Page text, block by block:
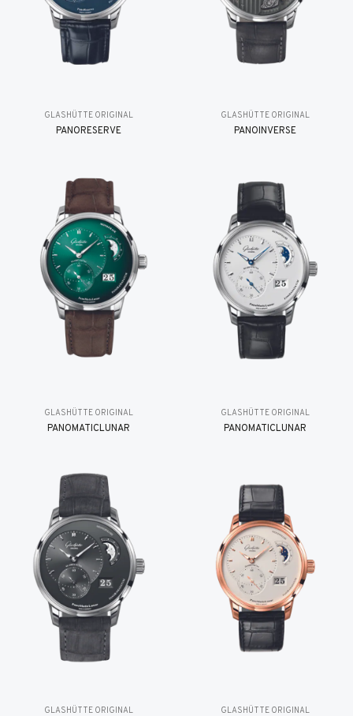
GLASHÜTTE ORIGINAL
PANORESERVE
GLASHÜTTE ORIGINAL
PANOINVERSE
GLASHÜTTE ORIGINAL
PANOMATICLUNAR
GLASHÜTTE ORIGINAL
PANOMATICLUNAR
GLASHÜTTE ORIGINAL GLASHÜTTE ORIGINAL